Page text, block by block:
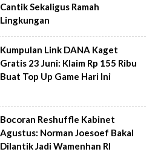
Cantik Sekaligus Ramah
Lingkungan
Kumpulan Link DANA Kaget
Gratis 23 Juni: Klaim Rp 155 Ribu
Buat Top Up Game Hari Ini
Bocoran Reshuffle Kabinet
Agustus: Norman Joesoef Bakal
Dilantik Jadi Wamenhan RI